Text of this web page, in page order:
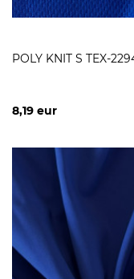
POLY KNIT S TEX-
8,19 eur